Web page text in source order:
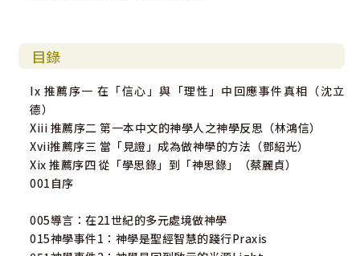
目錄
Ix 推薦序一 在「信心」與「理性」中回應事件真相（沈立
德）
Xiii 推薦序二 第一本中文的神學人之神學反思（林鴻信）
Xvii推薦序三 當「見證」成為做神學的方法（鄧紹光）
Xix 推薦序四 從「學思錄」到「神思錄」（蔡麗貞）
001自序
005導言：在21世紀的多元處境做神學
015神學事件1：神學是聖經智慧的踐行Praxis